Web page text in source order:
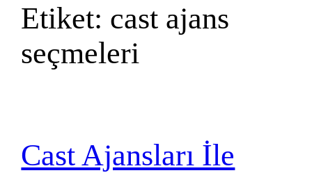
Etiket: cast ajans
seçmeleri
Cast Ajansları İle